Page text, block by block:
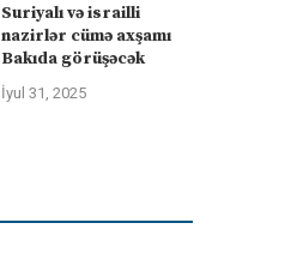
Suriyalı və israilli
nazirlər cümə axşamı
Bakıda görüşəcək
İyul 31, 2025